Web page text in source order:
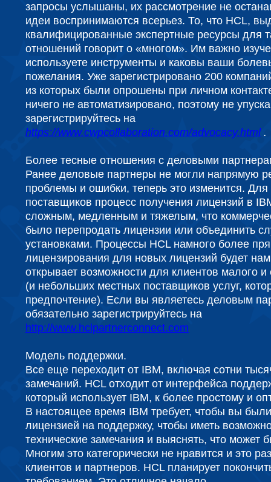
запросы услышаны, их рассмотрение не
идеи воспринимаются всерьез. То, что HCL,
квалифицированные экспертные ресурсы для
отношений говорит о «многом». Им важно
используете инструменты и каковы ваши
пожелания. Уже зарегистрировано 200
из которых были опрошены при личном
ничего не автоматизировано, поэтому не
зарегистрируйтесь на
https://www.cwpcollaboration.com/advocacy.html.
Более тесные отношения с деловыми
Ранее деловые партнеры не могли напрямую
проблемы и ошибки, теперь это изменится.
поставщиков процесс получения лицензий в
сложным, медленным и тяжелым, что
было перепродать лицензии или объединить
установками. Процессы HCL намного более
лицензирования для новых лицензий будет
открывает возможности для клиентов малого и
(и небольших местных поставщиков услуг,
предпочтение). Если вы являетесь деловым
обязательно зарегистрируйтесь на
http://www.hclpartnerconnect.com
Модель поддержки.
Все еще переходит от IBM, включая сотни
замечаний. HCL отходит от интерфейса
который использует IBM, к более простому и
В настоящее время IBM требует, чтобы вы
лицензией на поддержку, чтобы иметь
технические замечания и выяснять, что может
Многим это категорически не нравится и это
клиентов и партнеров. HCL планирует